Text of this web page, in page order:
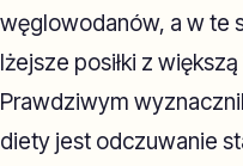
węglowodanów, a w te
lżejsze posiłki z
Prawdziwym
diety jest odczuwanie